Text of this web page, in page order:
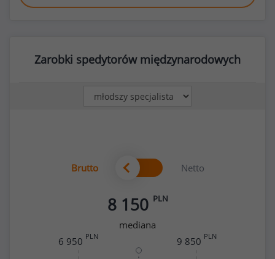
Zarobki spedytorów międzynarodowych
Brutto Netto
8 150 PLN
mediana
6 950 PLN 9 850 PLN